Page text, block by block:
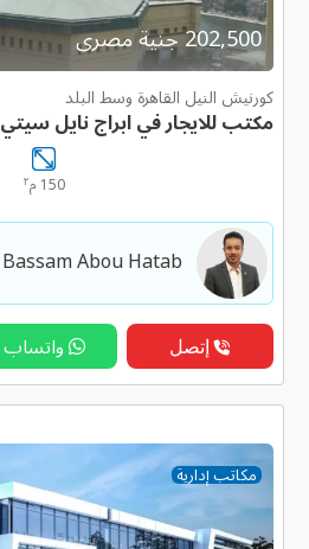
202,500 جنية مصرى
كورنيش النيل القاهرة وسط البلد
مكتب للايجار في ابراج نايل سيتي
150 م ٢
Bassam Abou Hatab
إتصل واتساب
مكاتب إدارية